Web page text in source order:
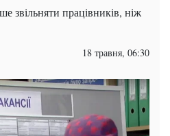
звільняти працівників, ніж
18 травня, 06:30